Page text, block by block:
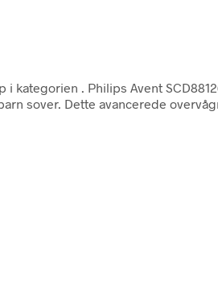
i kategorien
. Philips Avent
sover. Dette avancerede